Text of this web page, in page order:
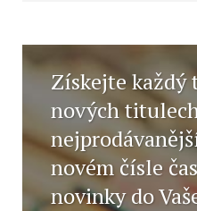
Získejte každý
nových
novém čísle
novinky do